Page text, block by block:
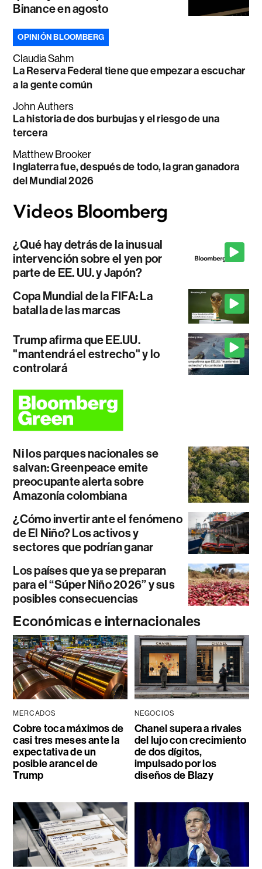
Binance en agosto
OPINIÓN BLOOMBERG
Claudia Sahm
La Reserva Federal tiene que empezar a escuchar
a la gente común
John Authers
La historia de dos burbujas y el riesgo de una
tercera
Matthew Brooker
Inglaterra fue, después de todo, la gran ganadora
del Mundial 2026
¿Qué hay detrás de la inusual
intervención sobre el yen por
parte de EE. UU. y Japón?
Copa Mundial de la FIFA: La
batalla de las marcas
Trump afirma que EE.UU.
"mantendrá el estrecho" y lo
controlará
Ni los parques nacionales se
salvan: Greenpeace emite
preocupante alerta sobre
Amazonía colombiana
¿Cómo invertir ante el fenómeno
de El Niño? Los activos y
sectores que podrían ganar
Los países que ya se preparan
para el “Súper Niño 2026” y sus
posibles consecuencias
Económicas e internacionales
MERCADOS
Cobre toca máximos de
casi tres meses ante la
expectativa de un
posible arancel de
Trump
NEGOCIOS
Chanel supera a rivales
del lujo con crecimiento
de dos dígitos,
impulsado por los
diseños de Blazy